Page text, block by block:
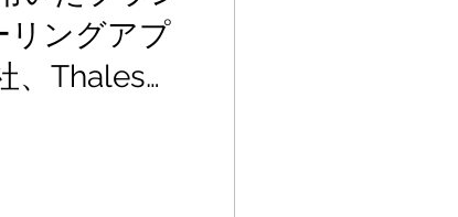
ングアプ
、Thales